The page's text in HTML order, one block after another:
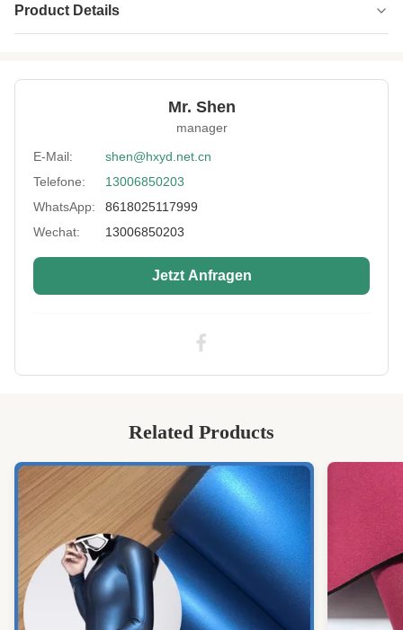
Product Details
Printing: Sublimation
Doppelgesicht, Stretch, gebunden
Neoprene Color: Schwarz, beige, angepasst
Pattern: Prägungen, Lochbohrungen, Drucken.
Logo: Individuelles Logo
Taschen, Geldbörsen & Totes, Outdoor,
Badebeküro
Bademoden CR Neopren-Kautschum
Mr. Shen
manager
E-Mail:
shen@hxyd.net.cn
Telefone:
13006850203
WhatsApp:
8618025117999
Wechat:
13006850203
Jetzt Anfragen
Related Products